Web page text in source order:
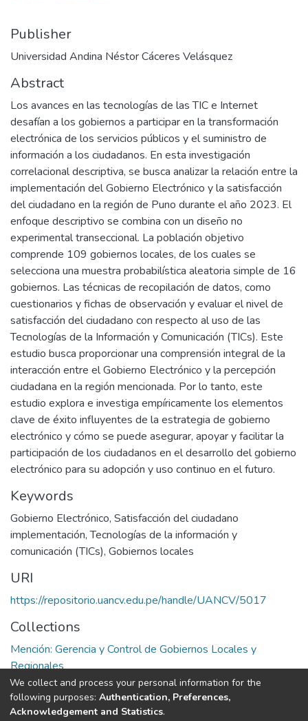
Publisher
Universidad Andina Néstor Cáceres Velásquez
Abstract
Los avances en las tecnologías de las TIC e Internet
desafían a los gobiernos a participar en la transformación
electrónica de los servicios públicos y el suministro de
información a los ciudadanos. En esta investigación
correlacional descriptiva, se busca analizar la relación entre la
implementación del Gobierno Electrónico y la satisfacción
del ciudadano en la región de Puno durante el año 2023. El
enfoque descriptivo se combina con un diseño no
experimental transeccional. La población objetivo
comprende 109 gobiernos locales, de los cuales se
selecciona una muestra probabilística aleatoria simple de 16
gobiernos. Las técnicas de recopilación de datos, como
cuestionarios y fichas de observación y evaluar el nivel de
satisfacción del ciudadano con respecto al uso de las
Tecnologías de la Información y Comunicación (TICs). Este
estudio busca proporcionar una comprensión integral de la
interacción entre el Gobierno Electrónico y la percepción
ciudadana en la región mencionada. Por lo tanto, este
estudio explora e investiga empíricamente los elementos
clave de éxito influyentes de la estrategia de gobierno
electrónico y cómo se puede asegurar, apoyar y facilitar la
participación de los ciudadanos en el desarrollo del gobierno
electrónico para su adopción y uso continuo en el futuro.
Keywords
Gobierno Electrónico, Satisfacción del ciudadano
implementación,Tecnologías de la información y
comunicación (TICs), Gobiernos locales
URI
https://repositorio.uancv.edu.pe/handle/UANCV/5017
Collections
Mención: Gerencia y Control de Gobiernos Locales y
Regionales
Full item page
We collect and process your personal information for the
following purposes: Authentication, Preferences,
Acknowledgement and Statistics.